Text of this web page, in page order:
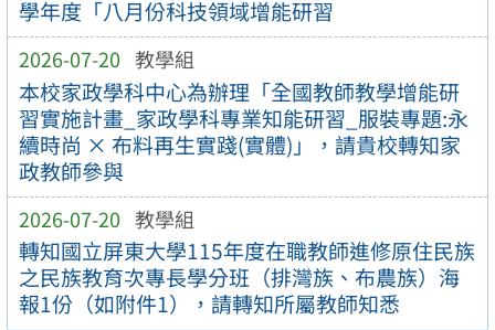
學年度「八月份科技領域增能研習
2026-07-20 教學組
本校家政學科中心為辦理「全國教師教學增能研
習實施計畫_家政學科專業知能研習_服裝專題:永
續時尚 × 布料再生實踐(實體)」，請貴校轉知家
政教師參與
2026-07-20 教學組
轉知國立屏東大學115年度在職教師進修原住民族
之民族教育次專長學分班（排灣族、布農族）海
報1份（如附件1），請轉知所屬教師知悉